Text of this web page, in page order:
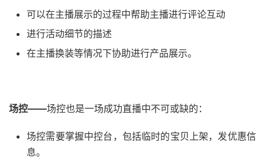
可以在主播展示的过程中帮助主播进行评论互动
进行活动细节的描述
在主播换装等情况下协助进行产品展示。
场控——场控也是一场成功直播中不可或缺的：
场控需要掌握中控台，包括临时的宝贝上架，发优惠信
息。